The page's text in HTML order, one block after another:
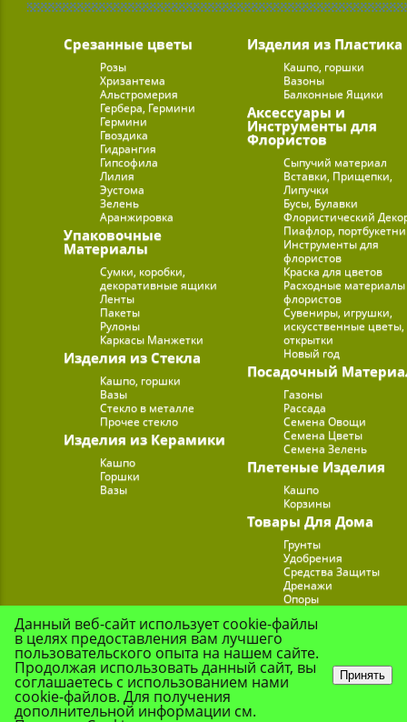
Срезанные цветы
Розы
Хризантема
Альстромерия
Гербера, Гермини
Гермини
Гвоздика
Гидрангия
Гипсофила
Лилия
Эустома
Зелень
Аранжировка
Упаковочные
Материалы
Сумки, коробки,
декоративные ящики
Ленты
Пакеты
Рулоны
Каркасы Манжетки
Изделия из Стекла
Кашпо, горшки
Вазы
Стекло в металле
Прочее стекло
Изделия из Керамики
Кашпо
Горшки
Вазы
Изделия из Пластика
Кашпо, горшки
Вазоны
Балконные Ящики
Аксессуары и
Инструменты для
Флористов
Сыпучий материал
Вставки, Прищепки,
Липучки
Бусы, Булавки
Флористический
Пиафлор,
Инструменты для
флористов
Краска для цветов
Расходные
флористов
Сувениры, игрушки,
искусственные цветы,
открытки
Новый год
Посадочный
Газоны
Рассада
Семена Овощи
Семена Цветы
Семена Зелень
Плетеные Изделия
Кашпо
Корзины
Товары Для Дома
Грунты
Удобрения
Средства Защиты
Дренажи
Опоры
Подставки для Цветов
Данный веб-сайт использует cookie-файлы
в целях предоставления вам лучшего
пользовательского опыта на нашем сайте.
Продолжая использовать данный сайт, вы
соглашаетесь с использованием нами
cookie-файлов. Для получения
дополнительной информации см.
Принять